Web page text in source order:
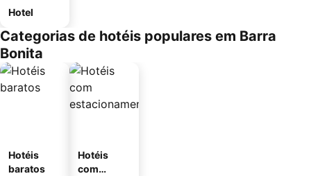
Hotel
Categorias de hotéis populares em Barra
Bonita
Hotéis
baratos
Hotéis
com